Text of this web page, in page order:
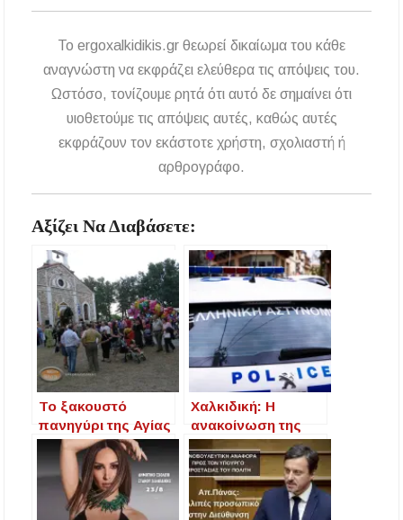
To ergoxalkidikis.gr θεωρεί δικαίωμα του κάθε
αναγνώστη να εκφράζει ελεύθερα τις απόψεις του.
Ωστόσο, τονίζουμε ρητά ότι αυτό δε σημαίνει ότι
υιοθετούμε τις απόψεις αυτές, καθώς αυτές
εκφράζουν τον εκάστοτε χρήστη, σχολιαστή ή
αρθρογράφο.
Αξίζει Να Διαβάσετε:
Το ξακουστό
πανηγύρι της Αγίας
Παρασκευής στην
Αρναία – Τοπική
αργία και νύχτα
γλεντιού
Χαλκιδική: Η
ανακοίνωση της
αστυνομίας για τον
23χρονο που
καταπλακώθηκε
από τρακτέρ